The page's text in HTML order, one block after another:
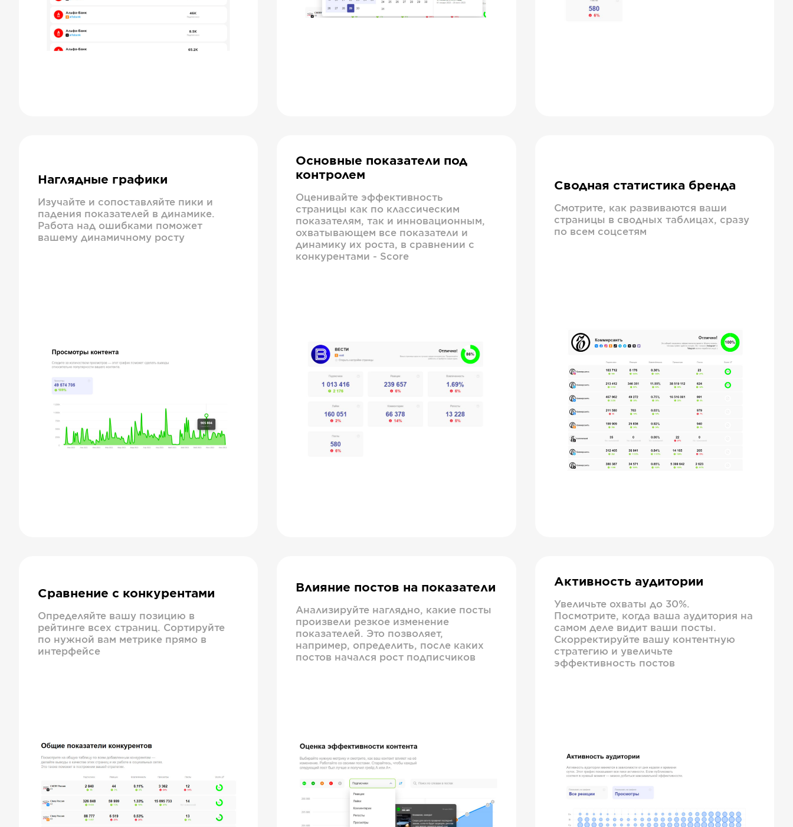
Наглядные графики
Изучайте и сопоставляйте пики и
падения показателей в динамике.
Работа над ошибками поможет
вашему динамичному росту
Основные показатели под
контролем
Оценивайте эффективность
страницы как по классическим
показателям, так и инновационным,
охватывающем все показатели и
динамику их роста, в сравнении с
конкурентами - Score
Сводная статистика бренда
Смотрите, как развиваются ваши
страницы в сводных таблицах, сразу
по всем соцсетям
Сравнение с конкурентами
Определяйте вашу позицию в
рейтинге всех страниц. Сортируйте
по нужной вам метрике прямо в
интерфейсе
Влияние постов на показатели
Анализируйте наглядно, какие посты
произвели резкое изменение
показателей. Это позволяет,
например, определить, после каких
постов начался рост подписчиков
Активность аудитории
Увеличьте охваты до 30%.
Посмотрите, когда ваша аудитория на
самом деле видит ваши посты.
Скорректируйте вашу контентную
стратегию и увеличьте
эффективность постов